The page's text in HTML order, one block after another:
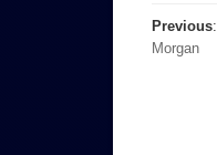
Previous:
Morgan